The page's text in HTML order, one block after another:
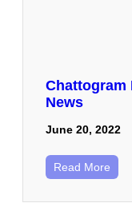
Chattogram
News
June 20, 2022
Read More